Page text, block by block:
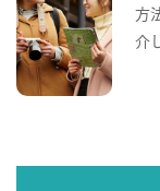
方
介